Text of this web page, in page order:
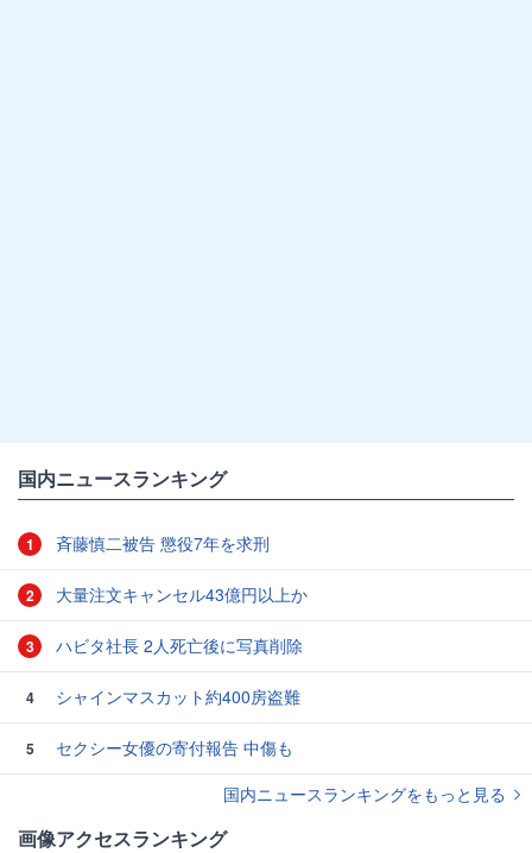
国内ニュースランキング
1 斉藤慎二被告 懲役7年を求刑
2 大量注文キャンセル43億円以上か
3 ハビタ社長 2人死亡後に写真削除
4 シャインマスカット約400房盗難
5
セクシー女優の寄付報告 中傷も
国内ニュースランキングをもっと見る
画像アクセスランキング